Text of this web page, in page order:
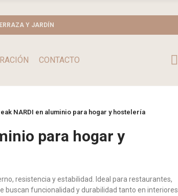
Y JARDÍN
CONTACTO
NARDI en aluminio para hogar y hostelería
para hogar y
resistencia y estabilidad. Ideal para restaurantes,
buscan funcionalidad y durabilidad tanto en interiores